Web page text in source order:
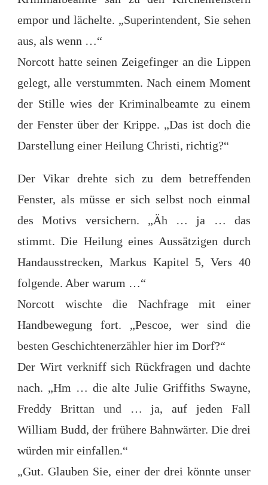
empor und lächelte. „Superintendent, Sie sehen
aus, als wenn …“
Norcott hatte seinen Zeigefinger an die Lippen
gelegt, alle verstummten. Nach einem Moment
der Stille wies der Kriminalbeamte zu einem
der Fenster über der Krippe. „Das ist doch die
Darstellung einer Heilung Christi, richtig?“
Der Vikar drehte sich zu dem betreffenden
Fenster, als müsse er sich selbst noch einmal
des Motivs versichern. „Äh … ja … das
stimmt. Die Heilung eines Aussätzigen durch
Handausstrecken, Markus Kapitel 5, Vers 40
folgende. Aber warum …“
Norcott wischte die Nachfrage mit einer
Handbewegung fort. „Pescoe, wer sind die
besten Geschichtenerzähler hier im Dorf?“
Der Wirt verkniff sich Rückfragen und dachte
nach. „Hm … die alte Julie Griffiths Swayne,
Freddy Brittan und … ja, auf jeden Fall
William Budd, der frühere Bahnwärter. Die drei
würden mir einfallen.“
„Gut. Glauben Sie, einer der drei könnte unser